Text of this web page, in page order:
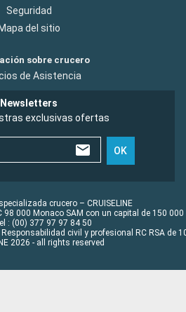
Seguridad
Mapa del sitio
sobre crucero
de Asistencia
Newsletters
exclusivas ofertas
OK
crucero – CRUISELINE
98 000 Monaco SAM con un capital de 150 000
: (00) 377 97 97 84 50
civil y profesional RC RSA de
2026 - all rights reserved